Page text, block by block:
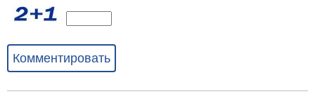
Комментировать